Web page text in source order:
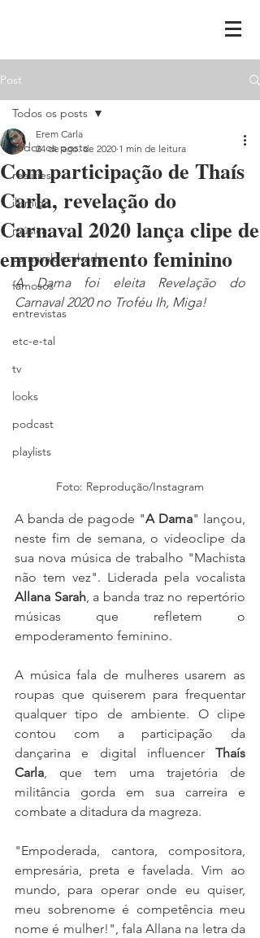
Post
Todos os posts
realities
ih,miga
música
carnavaldesalvador
famosos
entrevistas
etc-e-tal
tv
looks
podcast
playlists
Todos os posts
Com participação de Thaís
Carla, revelação do
Carnaval 2020 lança clipe de
empoderamento feminino
Erem Carla
24 de ago. de 2020 1 min de leitura
A Dama foi eleita Revelação do
Carnaval 2020 no Troféu Ih, Miga!
Foto: Reprodução/Instagram
A banda de pagode "A Dama" lançou,
neste fim de semana, o videoclipe da
sua nova música de trabalho "Machista
Allana Sarah, a banda traz no repertório
músicas que refletem o
empoderamento feminino.
A música fala de mulheres usarem as
roupas que quiserem para frequentar
qualquer tipo de ambiente. O clipe
contou com a participação da
dançarina e digital influencer Thaís
Carla, que tem uma trajetória de
militância gorda em sua carreira e
combate a ditadura da magreza.
"Empoderada, cantora, compositora,
empresária, preta e favelada. Vim ao
mundo, para operar onde eu quiser,
meu sobrenome é competência meu
nome é mulher!", fala Allana na letra da